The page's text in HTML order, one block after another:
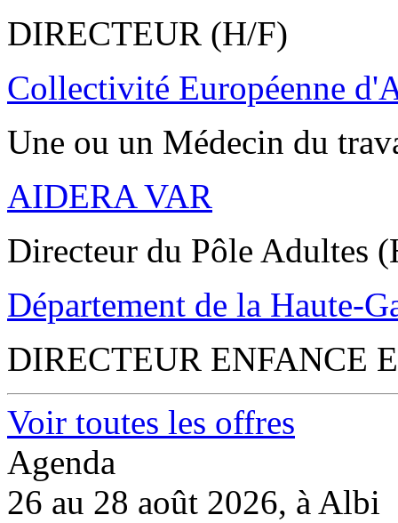
DIRECTEUR (H/F)
Collectivité Européenne
Une ou un Médecin du
AIDERA VAR
Directeur du Pôle Adultes
Département de la Haute-
DIRECTEUR ENFANCE
Voir toutes les offres
Agenda
26 au 28 août 2026, à Albi